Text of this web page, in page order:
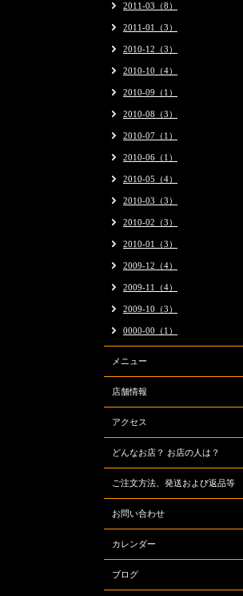
2011-03（8）
2011-01（3）
2010-12（3）
2010-10（4）
2010-09（1）
2010-08（3）
2010-07（1）
2010-06（1）
2010-05（4）
2010-03（3）
2010-02（3）
2010-01（3）
2009-12（4）
2009-11（4）
2009-10（3）
0000-00（1）
メニュー
店舗情報
アクセス
どんなお店？ お店の人は？
ご注文方法、発送および返品等
お問い合わせ
カレンダー
ブログ